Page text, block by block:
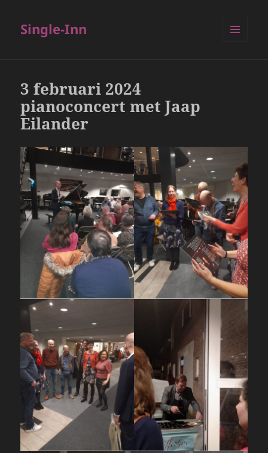
Single-Inn
3 februari 2024
pianoconcert met Jaap
Eilander